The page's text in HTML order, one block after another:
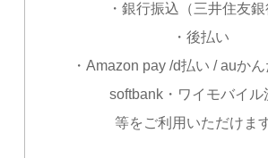
・銀行振込（三井住友銀
・後払い
・Amazon pay /d払い / auか
softbank・ワイモバイル
等をご利用いただけます